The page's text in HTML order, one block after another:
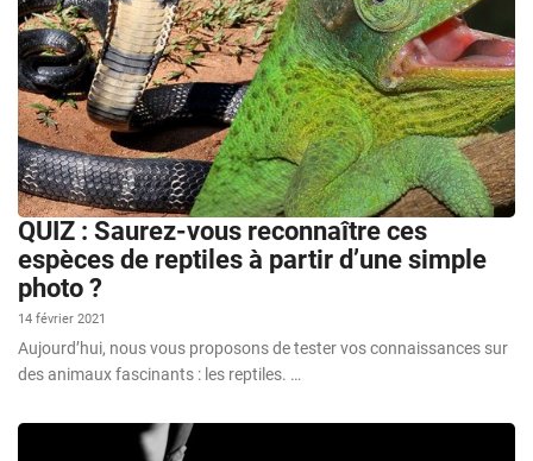
QUIZ : Saurez-vous reconnaître ces
espèces de reptiles à partir d’une simple
photo ?
14 février 2021
Aujourd’hui, nous vous proposons de tester vos connaissances sur
des animaux fascinants : les reptiles. …